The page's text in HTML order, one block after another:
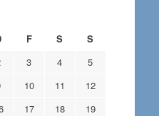
F S
S
3 4
5
10 11
12
17 18
19